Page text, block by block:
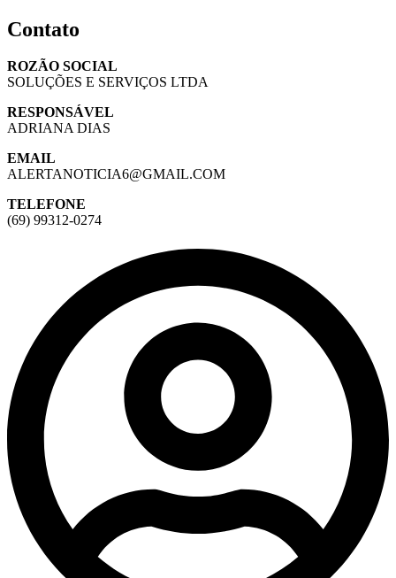
Contato
ROZÃO SOCIAL
SOLUÇÕES E SERVIÇOS LTDA
RESPONSÁVEL
ADRIANA DIAS
EMAIL
ALERTANOTICIA6@GMAIL.COM
TELEFONE
(69) 99312-0274